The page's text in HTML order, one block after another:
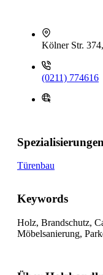
Kölner Str.
(0211) 774616
Spezialisierungen
Türenbau
Keywords
Holz, Brandschutz,
Möbelsanierung,